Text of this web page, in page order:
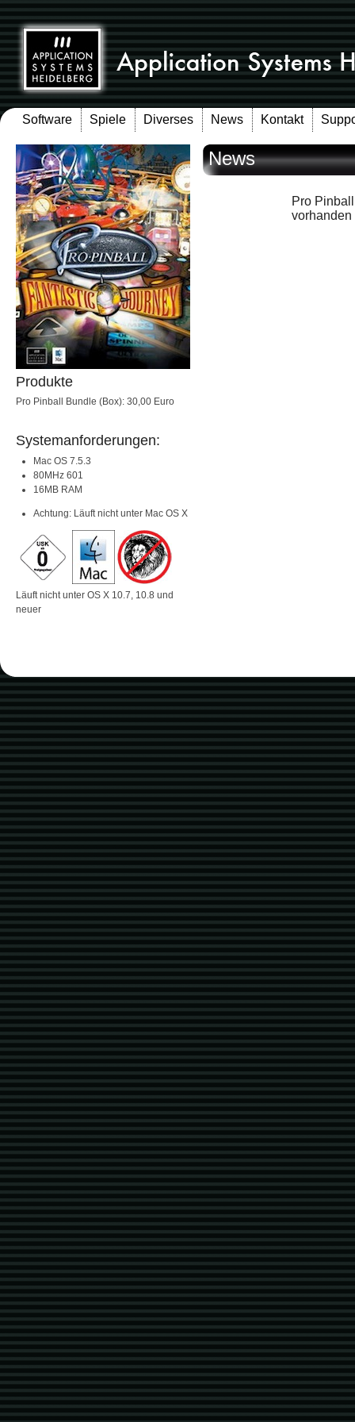
Software Spiele Diverses News Kontakt
Produkte
Pro Pinball Bundle (Box): 30,00 Euro
Systemanforderungen:
Mac OS 7.5.3
80MHz 601
16MB RAM
Achtung: Läuft nicht unter Mac OS X
Läuft nicht unter OS X 10.7, 10.8 und
neuer
News
Pro
vorhanden